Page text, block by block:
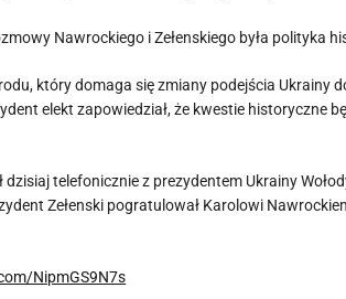
Nawrockiego i Zełenskiego była polityka
który domaga się zmiany podejścia
elekt zapowiedział, że kwestie historyczne
telefonicznie z prezydentem Ukrainy
Zełenski pogratulował Karolowi
NipmGS9N7s